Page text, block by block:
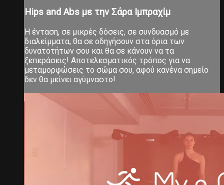
Hips and Abs με την Σάρα Ιμπραχίμ
Η ένταση, σε μικρές δόσεις, σε συνδυασμό με
διαλείμματα, θα σε οδηγήσουν στα όρια των
δυνατοτήτων σου και θα σε κάνουν να τα
ξεπεράσεις! Αποτελεσματικός τρόπος για να
μεταμορφώσεις το σώμα σου, αφού κανένα σημείο
δεν θα μείνει αγύμναστο!